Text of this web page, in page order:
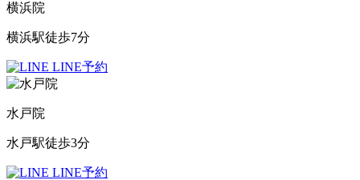
横浜院
横浜駅徒歩7分
LINE予約
水戸院
水戸駅徒歩3分
LINE予約